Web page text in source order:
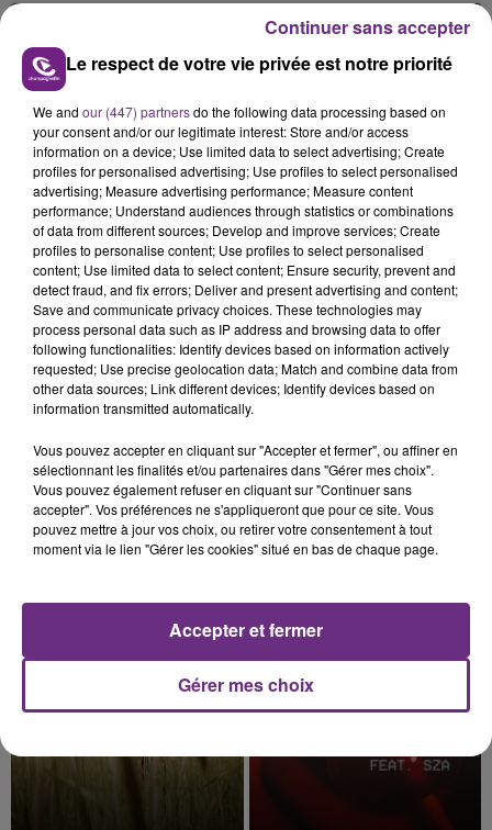
5 août 2026
UN FEU DE REMORQUE BLOQUE LA
CIRCULATION DANS LES ARDENNES
Un feu de remorque s'est déclaré ce mercredi en
fin de matinée sur l'A34.
5 août 2026
VENEZ FÊTER CE WEEK-END
L'ANNIVERSAIRE DE WOINIC
Ce samedi 8 août sera un grand jour :
l'anniversaire du plus gros sanglier du monde.
TITRES DIFFUSÉS
Le respect de votre vie privée est notre priorité
We and our (447) partnersdo the following data processing based on
your consent and/or our legitimate interest: Store and/or access
information on a device; Use limited data to select advertising; Create
profiles for personalised advertising; Use profiles to select personalised
advertising; Measure advertising performance; Measure content
performance; Understand audiences through statistics or combinations
of data from different sources; Develop and improve services; Create
profiles to personalise content; Use profiles to select personalised
content; Use limited data to select content; Ensure security, prevent and
detect fraud, and fix errors; Deliver and present advertising and content;
Save and communicate privacy choices. These technologies may
process personal data such as IP address and browsing data to offer
following functionalities: Identify devices based on information actively
requested; Use precise geolocation data; Match and combine data from
other data sources; Link different devices; Identify devices based on
information transmitted automatically.
Vous pouvez accepter en cliquant sur "Accepter et fermer", ou affiner en
sélectionnant les finalités et/ou partenaires dans "Gérer mes choix".
Vous pouvez également refuser en cliquant sur "Continuer sans
accepter". Vos préférences ne s'appliqueront que pour ce site. Vous
pouvez mettre à jour vos choix, ou retirer votre consentement à tout
moment via le lien "Gérer les cookies" situé en bas de chaque page.
Gérer mes choix
Accepter et fermer
Continuer sans accepter